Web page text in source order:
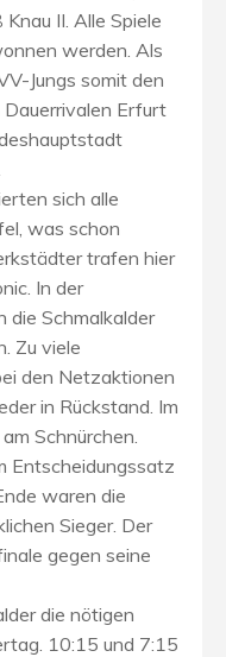
II. Alle Spiele
werden. Als
Jungs somit den
Erfurt
sich alle
was schon
trafen hier
In der
die Schmalkalder
Zu viele
den Netzaktionen
in Rückstand. Im
Schnürchen.
Entscheidungssatz
waren die
Sieger. Der
gegen seine
die nötigen
10:15 und 7:15